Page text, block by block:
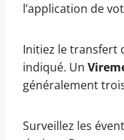
l’application de
Initiez le transfert
indiqué. Un
généralement
Surveillez les